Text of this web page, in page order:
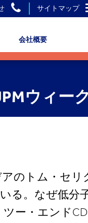
サイトマップ
会社概要
ウィー
のトム・セリ
る。なぜ低分
ー・エンド